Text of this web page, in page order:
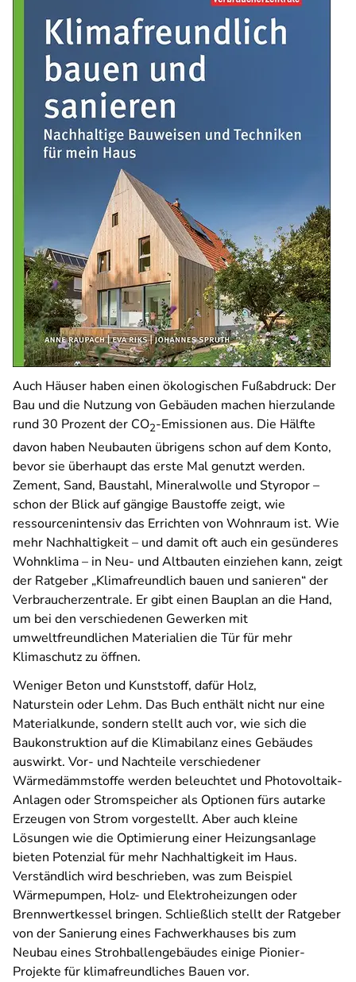
Auch Häuser haben einen ökologischen Fußabdruck: Der
Bau und die Nutzung von Gebäuden machen hierzulande
rund 30 Prozent der CO2-Emissionen aus. Die Hälfte
davon haben Neubauten übrigens schon auf dem Konto,
bevor sie überhaupt das erste Mal genutzt werden.
Zement, Sand, Baustahl, Mineralwolle und Styropor –
schon der Blick auf gängige Baustoffe zeigt, wie
ressourcenintensiv das Errichten von Wohnraum ist. Wie
mehr Nachhaltigkeit – und damit oft auch ein gesünderes
Wohnklima – in Neu- und Altbauten einziehen kann, zeigt
der Ratgeber „Klimafreundlich bauen und sanieren“ der
Verbraucherzentrale. Er gibt einen Bauplan an die Hand,
um bei den verschiedenen Gewerken mit
umweltfreundlichen Materialien die Tür für mehr
Klimaschutz zu öffnen.
Weniger Beton und Kunststoff, dafür Holz,
Naturstein oder Lehm. Das Buch enthält nicht nur eine
Materialkunde, sondern stellt auch vor, wie sich die
Baukonstruktion auf die Klimabilanz eines Gebäudes
auswirkt. Vor- und Nachteile verschiedener
Wärmedämmstoffe werden beleuchtet und Photovoltaik-
Anlagen oder Stromspeicher als Optionen fürs autarke
Erzeugen von Strom vorgestellt. Aber auch kleine
Lösungen wie die Optimierung einer Heizungsanlage
bieten Potenzial für mehr Nachhaltigkeit im Haus.
Verständlich wird beschrieben, was zum Beispiel
Wärmepumpen, Holz- und Elektroheizungen oder
Brennwertkessel bringen. Schließlich stellt der Ratgeber
von der Sanierung eines Fachwerkhauses bis zum
Neubau eines Strohballengebäudes einige Pionier-
Projekte für klimafreundliches Bauen vor.